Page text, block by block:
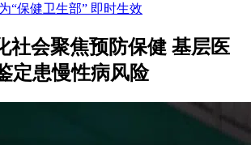
“保健卫生部” 即时生效
社会聚焦预防保健 基层医
定患慢性病风险